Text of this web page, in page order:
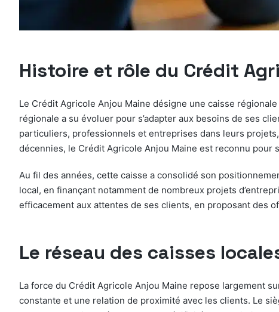
Histoire et rôle du Crédit
Le Crédit Agricole Anjou Maine désigne une caisse
régionale a su évoluer pour s’adapter aux besoins de ses
particuliers, professionnels et entreprises dans leurs
décennies, le Crédit Agricole Anjou Maine est reconnu pour
Au fil des années, cette caisse a consolidé son
local, en finançant notamment de nombreux projets
efficacement aux attentes de ses clients, en proposant des
Le réseau des caisses
La force du Crédit Agricole Anjou Maine repose largement
constante et une relation de proximité avec les clients. Le